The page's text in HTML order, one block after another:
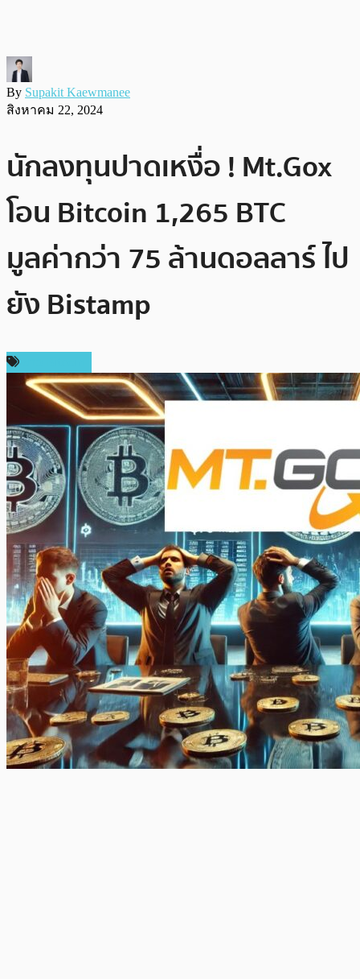
By Supakit Kaewmanee
สิงหาคม 22, 2024
นักลงทุนปาดเหงื่อ ! Mt.Gox
โอน Bitcoin 1,265 BTC
มูลค่ากว่า 75 ล้านดอลลาร์ ไป
ยัง Bistamp